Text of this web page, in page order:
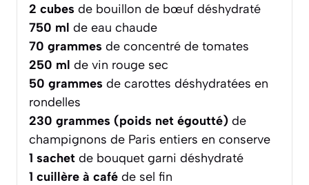
2 cubes de bouillon de bœuf déshydraté
750 ml de eau chaude
70 grammes de concentré de tomates
250 ml de vin rouge sec
50 grammes de carottes déshydratées en
rondelles
230 grammes (poids net égoutté) de
champignons de Paris entiers en conserve
1 sachet de bouquet garni déshydraté
1 cuillère à café de sel fin